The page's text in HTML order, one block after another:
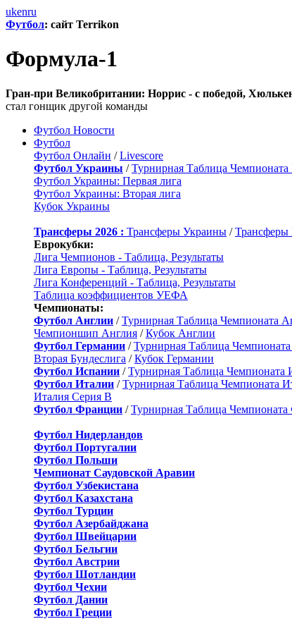
ukenru
Футбол: сайт Terrikon
Формула-1
Гран-при Великобритании: Норрис - с победой,
стал гонщик другой команды
Футбол Новости
Футбол
Футбол Онлайн /Livescore
Футбол Украины /Турнирная Таблица
Футбол Украины: Первая лига
Футбол Украины: Вторая лига
Кубок Украины
Трансферы 2026 : Трансферы Украины /Трансферы
Еврокубки:
Лига Чемпионов - Таблица, Результаты
Лига Европы - Таблица, Результаты
Лига Конференций - Таблица, Результаты
Таблица коэффициентов УЕФА
Чемпионаты:
Футбол Англии /Турнирная Таблица Чемпионата
Чемпионшип Англия /Кубок Англии
Футбол Германии /Турнирная Таблица
Вторая Бундеслига /Кубок Германии
Футбол Испании /Турнирная Таблица Чемпионата
Футбол Италии /Турнирная Таблица Чемпионата
Италия Серия B
Футбол Франции /Турнирная Таблица
Футбол Нидерландов
Футбол Португалии
Футбол Польши
Чемпионат Саудовской Аравии
Футбол Узбекистана
Футбол Казахстана
Футбол Турции
Футбол Азербайджана
Футбол Швейцарии
Футбол Бельгии
Футбол Австрии
Футбол Шотландии
Футбол Чехии
Футбол Дании
Футбол Греции